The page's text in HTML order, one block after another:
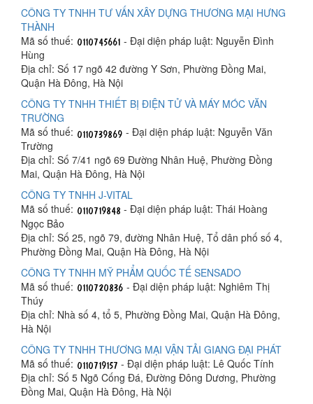
CÔNG TY TNHH TƯ VẤN XÂY DỰNG THƯƠNG MẠI HƯNG
THÀNH
Mã số thuế:
- Đại diện pháp luật: Nguyễn Đình
Hùng
Địa chỉ: Số 17 ngõ 42 đường Y Sơn, Phường Đồng Mai,
Quận Hà Đông, Hà Nội
CÔNG TY TNHH THIẾT BỊ ĐIỆN TỬ VÀ MÁY MÓC VĂN
TRƯỜNG
Mã số thuế:
- Đại diện pháp luật: Nguyễn Văn
Trường
Địa chỉ: Số 7/41 ngõ 69 Đường Nhân Huệ, Phường Đồng
Mai, Quận Hà Đông, Hà Nội
CÔNG TY TNHH J-VITAL
Mã số thuế:
- Đại diện pháp luật: Thái Hoàng
Ngọc Bảo
Địa chỉ: Số 25, ngõ 79, đường Nhân Huệ, Tổ dân phố số 4,
Phường Đồng Mai, Quận Hà Đông, Hà Nội
CÔNG TY TNHH MỸ PHẨM QUỐC TẾ SENSADO
Mã số thuế:
- Đại diện pháp luật: Nghiêm Thị
Thúy
Địa chỉ: Nhà số 4, tổ 5, Phường Đồng Mai, Quận Hà Đông,
Hà Nội
CÔNG TY TNHH THƯƠNG MẠI VẬN TẢI GIANG ĐẠI PHÁT
Mã số thuế:
- Đại diện pháp luật: Lê Quốc Tính
Địa chỉ: Số 5 Ngõ Cống Đá, Đường Đông Dương, Phường
Đồng Mai, Quận Hà Đông, Hà Nội